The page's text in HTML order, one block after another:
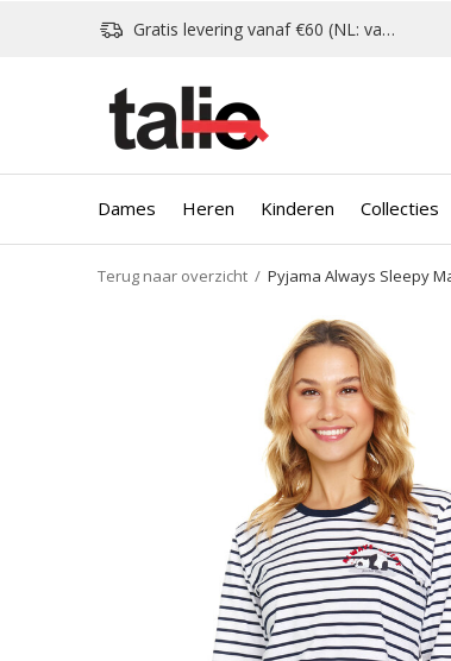
Dames Heren Kinderen Collecties
Gratis levering vanaf €60 (NL: vanaf €80)
Terug naar overzicht Pyjama Always Sleepy